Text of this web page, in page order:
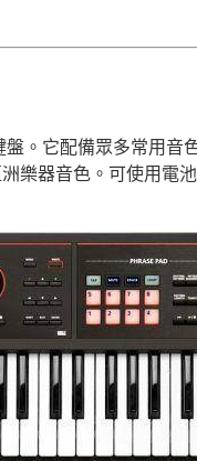
。它配備眾多常用音
樂器音色。可使用電